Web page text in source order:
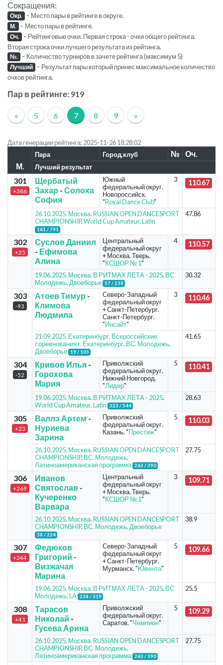
Сокращения:
Окр. - Место пары в рейтинге в округе.
М. - Место пары в рейтинге.
Оч. - Рейтинговые очки. Первая строка - очки общего рейтинга.
Вторая строка очки лучшего результата из рейтинга.
№. - Количество турниров в зачете рейтинга (максимум 5)
Лучший - Результат пары который принес максимальное количество
очков рейтинга.
Пар в рейтинге: 919
« 5 6 7 8 9 »
Дата генерации рейтинга: 2025-11-26 18:28:02
М.
Пара Город,клуб № Оч.
Лучший результат
301
+386
Щербатый
Захар - Солоха
София
Южный
федеральный округ.
Новороссийск.
"Royal Dance Club"
3 110.67
26.10.2025. Москва. RUSSIAN OPEN DANCESPORT
CHAMPIONSHIP.World Cup Amateur, Latin
161 / 791
47.86
302
+25
Суслов Даниил
- Ефимова
Алина
Центральный
федеральный округ
+ Москва. Тверь.
"КСШОР № 1"
4 110.57
19.06.2025. Москва. В РИТМАХ ЛЕТА - 2025. ВС
Молодежь, Двоеборье 57 / 238
30.32
303
-93
Атоев Тимур -
Климова
Людмила
Северо-Западный
федеральный округ
+ Санкт-Петербург.
Санкт-Петербург.
"Инсайт"
3 110.46
21.09.2025. Екатеринбург. Всероссийские
соревнования г. Екатеринбург. ВС. Молодежь,
Двоеборье
19 / 103
41.65
304
-52
Кривов Илья-
Горохова
Мария
Приволжский
федеральный округ.
Нижний Новгород.
"Лидер"
5 110.41
19.06.2025. Москва. В РИТМАХ ЛЕТА - 2025.
World Cup Amateur, Latin
323 / 544
28.63
305
+23
Валлэ Артем -
Нуриева
Зарина
Приволжский
федеральный округ.
Казань. "Престиж"
5 110.03
26.10.2025. Москва. RUSSIAN OPEN DANCESPORT
CHAMPIONSHIP. ВС. Молодежь,
Латиноамериканская программа 263 / 390
27.75
306
+269
Иванов
Святослав-
Кучеренко
Варвара
Центральный
федеральный округ
+ Москва. Тверь.
"КСШОР № 1"
3 109.71
26.10.2025. Москва. RUSSIAN OPEN DANCESPORT
CHAMPIONSHIP. ВС. Молодежь, Двоеборье
38 / 224
38.9
307
+244
Федюков
Григорий -
Визжачая
Марина
Северо-Западный
федеральный округ
+ Санкт-Петербург.
Мурманск. "Ювента"
5 109.66
19.06.2025. Москва. В РИТМАХ ЛЕТА - 2025. ВС
Молодежь, LA 238 / 319
25.5
308
+41
Тарасов
Николай -
Гусева Арина
Приволжский
федеральный округ.
Саратов. "Чемпион"
5 109.29
26.10.2025. Москва. RUSSIAN OPEN DANCESPORT
CHAMPIONSHIP. ВС. Молодежь,
Латиноамериканская программа 263 / 390
27.75